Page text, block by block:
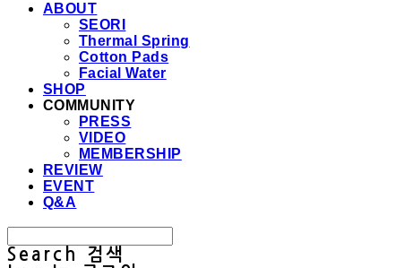
ABOUT
SEORI
Thermal Spring
Cotton Pads
Facial Water
SHOP
COMMUNITY
PRESS
VIDEO
MEMBERSHIP
REVIEW
EVENT
Q&A
Search
검색